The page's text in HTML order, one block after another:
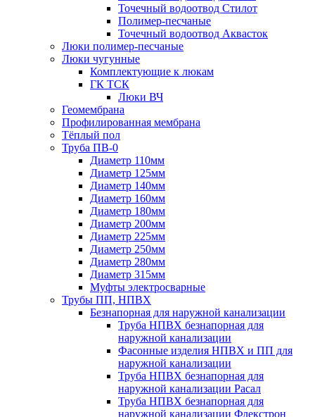
Точечный водоотвод Стилот
Полимер-песчаные
Точечный водоотвод Аквасток
Люки полимер-песчаные
Люки чугунные
Комплектующие к люкам
ГК ТСК
Люки ВЧ
Геомембрана
Профилированная мембрана
Тёплый пол
Труба ПВ-0
Диаметр 110мм
Диаметр 125мм
Диаметр 140мм
Диаметр 160мм
Диаметр 180мм
Диаметр 200мм
Диаметр 225мм
Диаметр 250мм
Диаметр 280мм
Диаметр 315мм
Муфты электросварные
Трубы ПП, НПВХ
Безнапорная для наружной канализации
Труба НПВХ безнапорная для
наружной канализации
Фасонные изделия НПВХ и ПП для
наружной канализации
Труба НПВХ безнапорная для
наружной канализации Расал
Труба НПВХ безнапорная для
наружной канализации Флекстрон